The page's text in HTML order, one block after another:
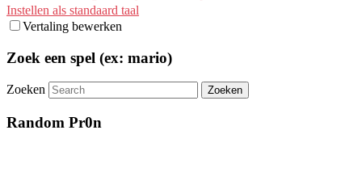
Instellen als standaard taal
Vertaling bewerken
Zoek een spel (ex: mario)
Zoeken
Random Pr0n